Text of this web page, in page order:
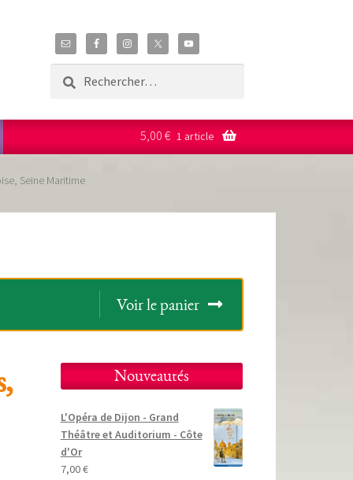
5,00 € 1 article
Seine Maritime
Voir le panier
Nouveautés
L'Opéra de Dijon - Grand
Théâtre et Auditorium - Côte
d'Or
7,00€